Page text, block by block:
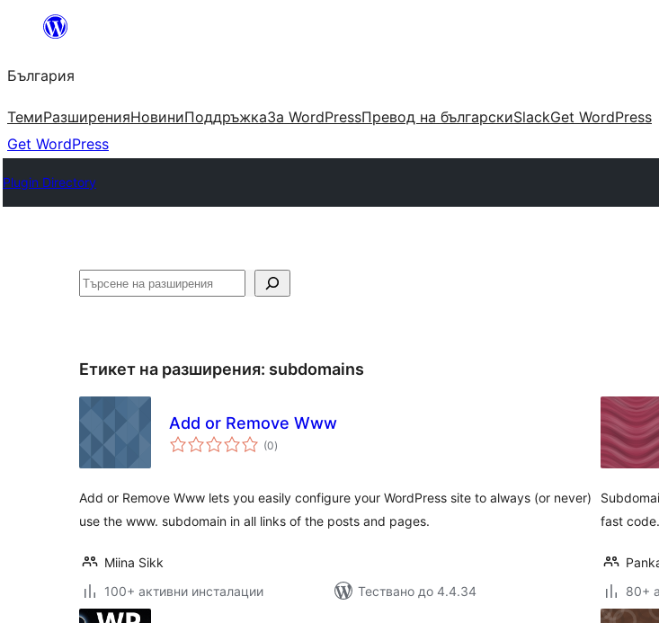
България
ТемиРазширенияНовиниПоддръжкаЗа WordPressПревод на българскиSlackGet WordPress
Get WordPress
Plugin Directory
Търсене
Етикет на разширения: subdomains
Add or Remove Www
(0общо
оценки
)
Add or Remove Www lets you easily configure your WordPress site to always (or never)
use the www. subdomain in all links of the posts and pages.
Miina Sikk
100+ активни инсталации
Тествано до 4.4.34
fast code.
80+